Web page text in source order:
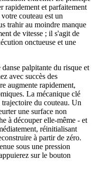
rapidement et parfaitement
couteau est un
trahir au moindre manque
de vitesse ; il s'agit de
onctueuse et une
palpitante du risque et
avec succès des
augmente rapidement,
La mécanique clé
du couteau. Un
une surface non
à découper elle-même - et
réinitialisant
à partir de zéro.
sous une pression
sur le bouton